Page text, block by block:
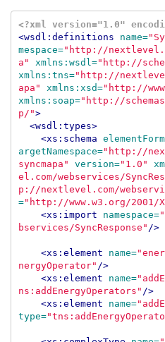
<?xml version="1.0"
<wsdl:definitions
name=
mespace="http://
a"
xmlns:wsdl="http://
xmlns:tns="http://
apa"
xmlns:xsd="http://
xmlns:soap="http://
p/">
<wsdl:types>
<xs:schema
argetNamespace="http://
syncmapa"
version="1.0"
el.com/webservices/
p://nextlevel.com/
="http://www.w3.org/2001/
<xs:import
namespace=
bservices/SyncResponse" />
<xs:element name=
nergyOperator" />
<xs:element
name=
ns:addEnergyOperators" />
<xs:element
name=
type=